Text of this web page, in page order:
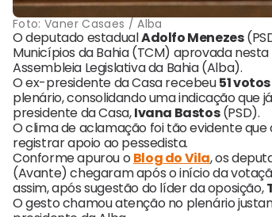
Foto:Vaner Casaes / Alba
O deputado estadualAdolfo Menezes
Municípios da Bahia (TCM) aprovada
Assembleia Legislativa da Bahia (Alba).
O ex-presidente da Casa recebeu51
plenário, consolidando uma indicação
presidente da Casa,Ivana Bastos(PSD).
O clima de aclamação foi tão evidente
registrar apoio ao pessedista.
Conforme apurou o Blog do Vila, os
(Avante) chegaram após o início da
assim, após sugestão do líder da oposição,
O gesto chamou atenção no plenário